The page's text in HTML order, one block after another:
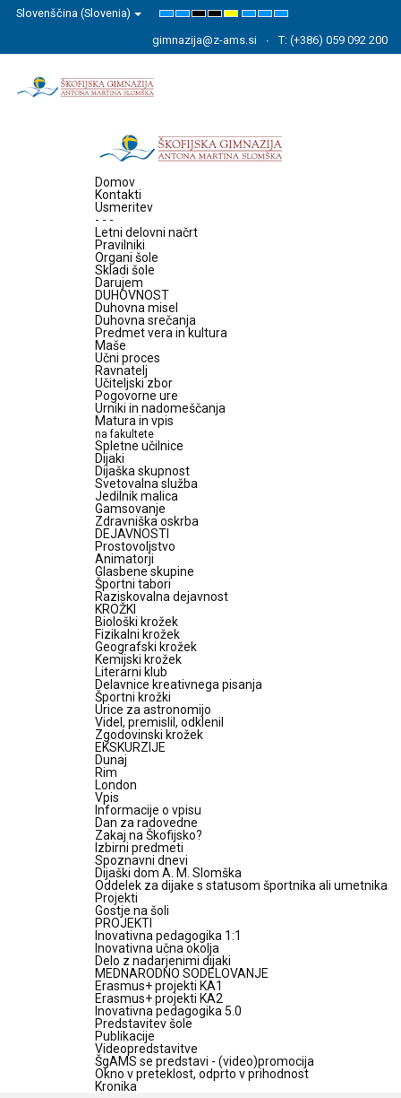
Slovenščina (Slovenia)
Default
NightHigh
Black
White
High
Black
High
Yellow
Set
Font
Set
Font
Set
Font
gimnazija@z-ams.si T: (+386) 059 092 200
Domov
Kontakti
Usmeritev
- - -
Letni delovni načrt
Pravilniki
Organi šole
Skladi šole
Darujem
DUHOVNOST
Duhovna misel
Duhovna srečanja
Predmet vera in kultura
Maše
Učni proces
Ravnatelj
Učiteljski zbor
Pogovorne ure
Urniki in nadomeščanja
Matura in vpis
na fakultete
Spletne učilnice
Dijaki
Dijaška skupnost
Svetovalna služba
Jedilnik malica
Gamsovanje
Zdravniška oskrba
DEJAVNOSTI
Prostovoljstvo
Animatorji
Glasbene skupine
Športni tabori
Raziskovalna dejavnost
KROŽKI
Biološki krožek
Fizikalni krožek
Geografski krožek
Kemijski krožek
Literarni klub
Delavnice kreativnega pisanja
Športni krožki
Urice za astronomijo
Videl, premislil, odklenil
Zgodovinski krožek
EKSKURZIJE
Dunaj
Rim
London
Vpis
Informacije o vpisu
Dan za radovedne
Zakaj na Škofijsko?
Izbirni predmeti
Spoznavni dnevi
Dijaški dom A. M. Slomška
Oddelek za dijake s statusom športnika ali umetnika
Projekti
Gostje na šoli
PROJEKTI
Inovativna pedagogika 1:1
Inovativna učna okolja
Delo z nadarjenimi dijaki
MEDNARODNO SODELOVANJE
Erasmus+ projekti KA1
Erasmus+ projekti KA2
Inovativna pedagogika 5.0
Predstavitev šole
Publikacije
Videopredstavitve
ŠgAMS se predstavi - (video)promocija
Okno v preteklost, odprto v prihodnost
Kronika